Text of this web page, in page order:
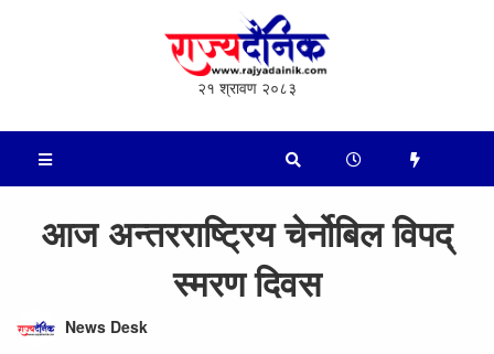
२१ श्रावण २०८३
आज अन्तरराष्ट्रिय चेर्नोबिल विपद्
स्मरण दिवस
News Desk